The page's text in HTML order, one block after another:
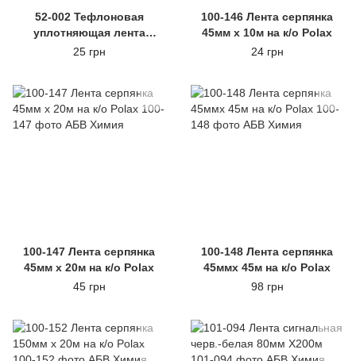
52-002 Тефлоновая
уплотняющая лента
15м*19мм*0,1мм
25 грн
100-146 Лента серпянка
45мм х 10м на к/о Polax
24 грн
100-147 Лента серпянка
45мм х 20м на к/о Polax
45 грн
100-148 Лента серпянка
45ммх 45м на к/о Polax
98 грн